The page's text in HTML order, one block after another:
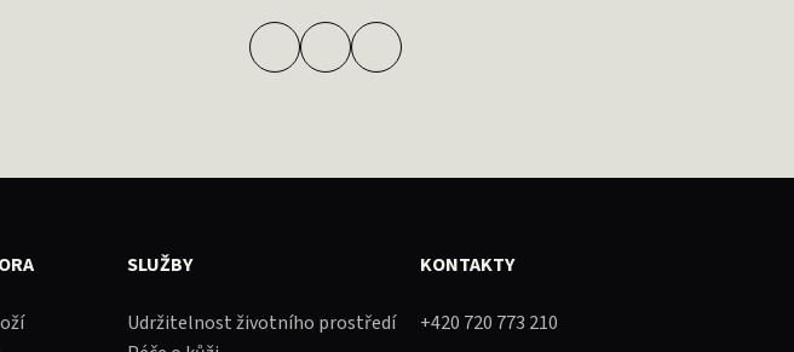
SLUŽBY
Udržitelnost životního prostředí
KONTAKTY
+420 720 773 210